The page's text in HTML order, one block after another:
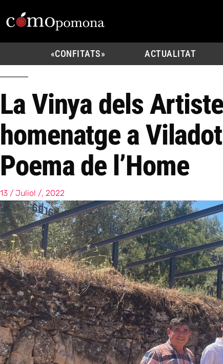
«CONFITATS» ACTUALITAT
La Vinya dels
homenatge a
Poema de l’Home
13 / Juliol /, 2022